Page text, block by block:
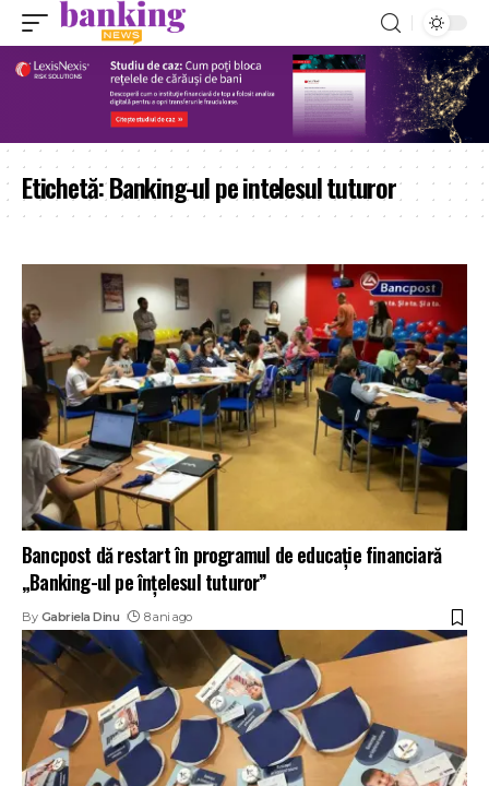
Etichetă:Banking-ul pe intelesul tuturor
Bancpost dă restart în programul de educaţie financiară
„Banking-ul pe înţelesul tuturor”
By Gabriela Dinu 8 ani ago